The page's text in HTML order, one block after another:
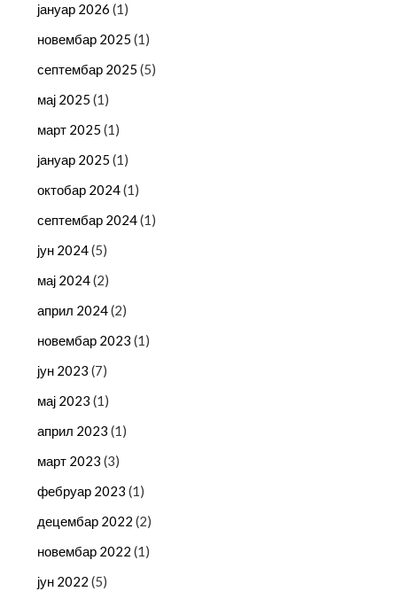
јануар 2026 (1)
новембар 2025 (1)
септембар 2025 (5)
мај 2025 (1)
март 2025 (1)
јануар 2025 (1)
октобар 2024(1)
септембар 2024(1)
јун 2024(5)
мај 2024(2)
април 2024(2)
новембар 2023 (1)
јун 2023 (7)
мај 2023 (1)
април 2023 (1)
март 2023 (3)
фебруар 2023 (1)
децембар 2022 (2)
новембар 2022 (1)
јун 2022 (5)